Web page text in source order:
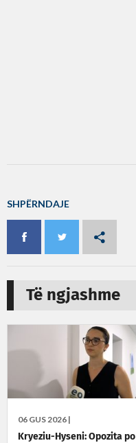
SHPËRNDAJE
Të ngjashme
06 GUS 2026 |
Kryeziu-Hyseni: Opozita po